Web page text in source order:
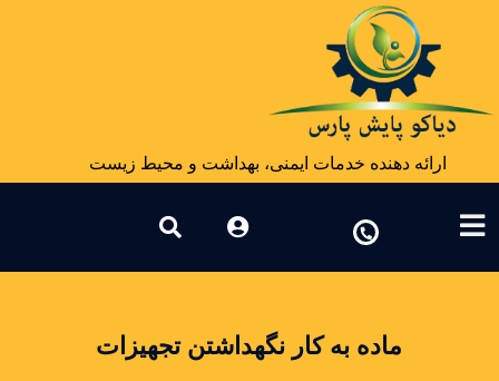
ارائه دهنده خدمات ایمنی، بهداشت و محیط زیست
ماده به کار نگهداشتن تجهیزات